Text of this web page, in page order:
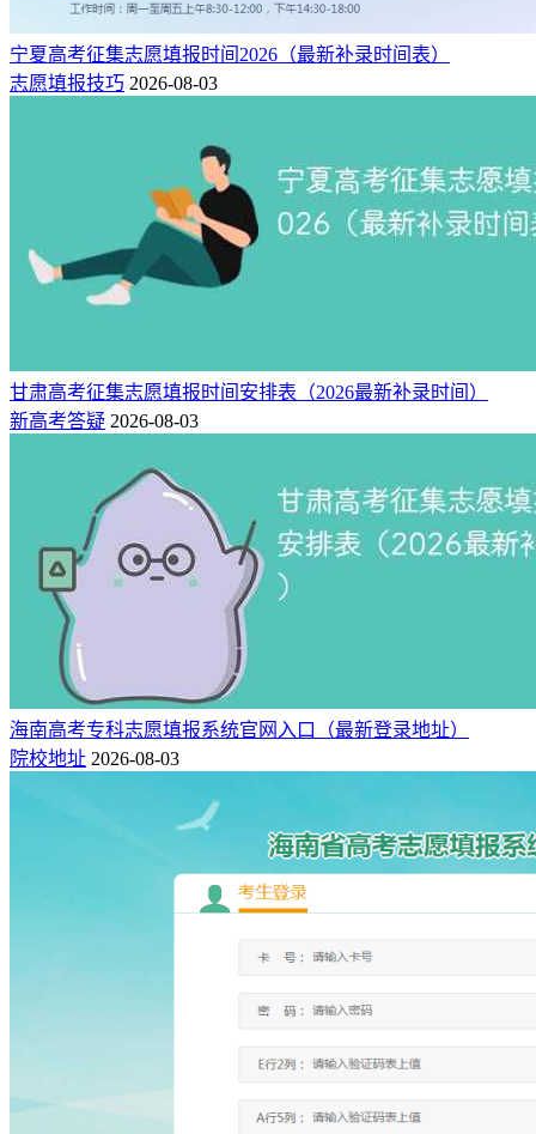
宁夏高考征集志愿填报时间2026（最新补录时间表）
志愿填报技巧 2026-08-03
甘肃高考征集志愿填报时间安排表（2026最新补录时间）
新高考答疑 2026-08-03
海南高考专科志愿填报系统官网入口（最新登录地址）
院校地址 2026-08-03